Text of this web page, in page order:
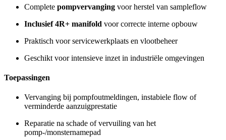
Complete pompvervanging voor herstel van sampleflow
Inclusief 4R+ manifold voor correcte interne opbouw
Praktisch voor servicewerkplaats en vlootbeheer
Geschikt voor intensieve inzet in industriële omgevingen
Toepassingen
Vervanging bij pompfoutmeldingen, instabiele flow of
verminderde aanzuigprestatie
Reparatie na schade of vervuiling van het
pomp-/monsternamepad